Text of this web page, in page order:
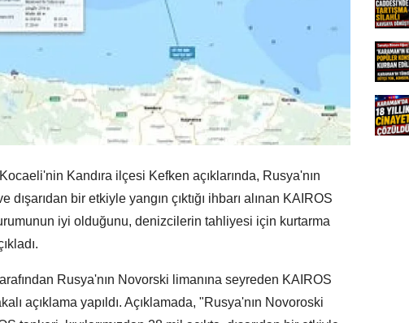
Kandıra ilçesi Kefken açıklarında, Rusya'nın
bir etkiyle yangın çıktığı ihbarı alınan KAIROS
iyi olduğunu, denizcilerin tahliyesi için kurtarma
Rusya'nın Novorski limanına seyreden KAIROS
açıklama yapıldı. Açıklamada, "Rusya'nın Novoroski